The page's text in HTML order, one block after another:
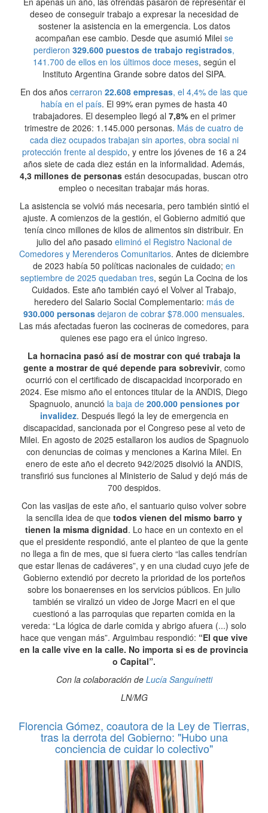
deseo de conseguir trabajo a expresar la necesidad de
sostener la asistencia en la emergencia. Los datos
acompañan ese cambio. Desde que asumió Milei se
perdieron 329.600 puestos de trabajo registrados,
141.700 de ellos en los últimos doce meses, según el
Instituto Argentina Grande sobre datos del SIPA.
En dos años cerraron 22.608 empresas, el 4,4% de las que
había en el país. El 99% eran pymes de hasta 40
trabajadores. El desempleo llegó al 7,8%en el primer
trimestre de 2026: 1.145.000 personas. Más de cuatro de
cada diez ocupados trabajan sin aportes, obra social ni
protección frente al despido, y entre los jóvenes de 16 a 24
años siete de cada diez están en la informalidad. Además,
4,3 millones de personas están desocupadas, buscan otro
empleo o necesitan trabajar más horas.
La asistencia se volvió más necesaria, pero también sintió el
ajuste. A comienzos de la gestión, el Gobierno admitió que
tenía cinco millones de kilos de alimentos sin distribuir. En
julio del año pasado eliminó el Registro Nacional de
Comedores y Merenderos Comunitarios. Antes de diciembre
de 2023 había 50 políticas nacionales de cuidado; en
septiembre de 2025 quedaban tres, según La Cocina de los
Cuidados. Este año también cayó el Volver al Trabajo,
heredero del Salario Social Complementario: más de
930.000 personas dejaron de cobrar $78.000 mensuales.
Las más afectadas fueron las cocineras de comedores, para
quienes ese pago era el único ingreso.
La hornacina pasó así de mostrar con qué trabaja la
gente a mostrar de qué depende para sobrevivir, como
ocurrió con el certificado de discapacidad incorporado en
2024. Ese mismo año el entonces titular de la ANDIS, Diego
Spagnuolo, anunció la baja de 200.000 pensiones por
invalidez. Después llegó la ley de emergencia en
discapacidad, sancionada por el Congreso pese al veto de
Milei. En agosto de 2025 estallaron los audios de Spagnuolo
con denuncias de coimas y menciones a Karina Milei. En
enero de este año el decreto 942/2025 disolvió la ANDIS,
transfirió sus funciones al Ministerio de Salud y dejó más de
700 despidos.
Con las vasijas de este año, el santuario quiso volver sobre
la sencilla idea de que todos vienen del mismo barro y
tienen la misma dignidad. Lo hace en un contexto en el
que el presidente respondió, ante el planteo de que la gente
no llega a fin de mes, que si fuera cierto “las calles tendrían
que estar llenas de cadáveres”, y en una ciudad cuyo jefe de
Gobierno extendió por decreto la prioridad de los porteños
sobre los bonaerenses en los servicios públicos. En julio
también se viralizó un video de Jorge Macri en el que
cuestionó a las parroquias que reparten comida en la
vereda: “La lógica de darle comida y abrigo afuera (...) solo
hace que vengan más”. Arguimbau respondió: “El que vive
en la calle vive en la calle. No importa si es de provincia
o Capital”.
Con la colaboración de Lucía Sanguínetti
LN/MG
Florencia Gómez, coautora de la Ley de Tierras,
tras la derrota del Gobierno: "Hubo una
conciencia de cuidar lo colectivo"